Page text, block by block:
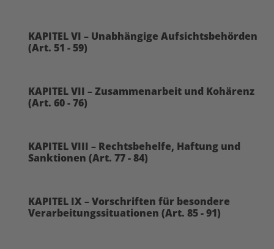
KAPITEL VI – Unabhängige Aufsichtsbehörden
(Art. 51 - 59)
KAPITEL VII – Zusammenarbeit und Kohärenz
(Art. 60 - 76)
KAPITEL VIII – Rechtsbehelfe, Haftung und
Sanktionen (Art. 77 - 84)
KAPITEL IX – Vorschriften für besondere
Verarbeitungssituationen (Art. 85 - 91)